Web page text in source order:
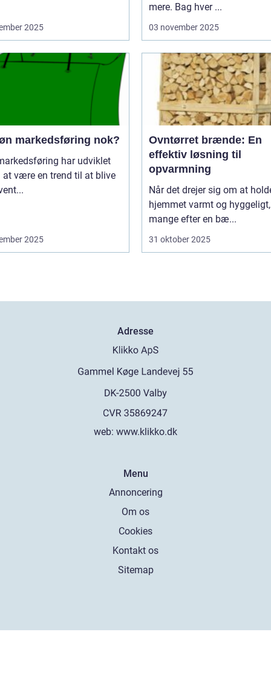
2025
mere. Bag hver ...
03 november 2025
markedsføring nok?
har udviklet
at være en trend til at blive
2025
Ovntørret brænde: En
effektiv løsning til
opvarmning
Når det drejer sig om at
hjemmet varmt og
mange efter en bæ...
31 oktober 2025
Adresse
web: www.klikko.dk
Menu
Annoncering
Om os
Cookies
Kontakt os
Sitemap